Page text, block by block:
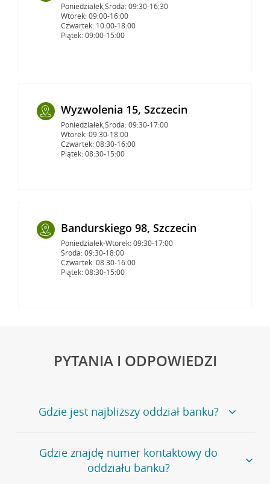
Poniedziałek,Środa: 09:30-16:30
Wtorek: 09:00-16:00
Czwartek: 10:00-18:00
Piątek: 09:00-15:00
Wyzwolenia 15, Szczecin
Poniedziałek,Środa: 09:30-17:00
Wtorek: 09:30-18:00
Czwartek: 08:30-16:00
Piątek: 08:30-15:00
Bandurskiego 98, Szczecin
Poniedziałek-Wtorek: 09:30-17:00
Środa: 09:30-18:00
Czwartek: 08:30-16:00
Piątek: 08:30-15:00
PYTANIA I ODPOWIEDZI
Gdzie jest najbliższy oddział banku?
Jeśli szukasz oddziału naszego banku, zapraszamy na
stronęPlacówki i bankomaty, na której znajduje się
wygodna wyszukiwarka.
Gdzie znajdę numer kontaktowy do
oddziału banku?